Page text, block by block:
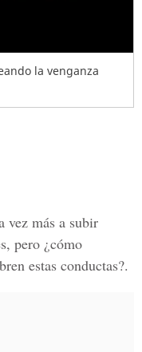
la venganza
vez más a subir
pero ¿cómo
estas conductas?.